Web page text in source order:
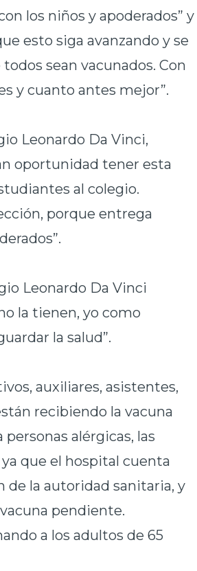
los niños y apoderados” y
esto siga avanzando y se
sean vacunados. Con
y cuanto antes mejor”.
Leonardo Da Vinci,
oportunidad tener esta
al colegio.
porque entrega
Leonardo Da Vinci
la tienen, yo como
la salud”.
auxiliares, asistentes,
recibiendo la vacuna
alérgicas, las
ya que el hospital cuenta
de la autoridad sanitaria, y
pendiente.
a los adultos de 65